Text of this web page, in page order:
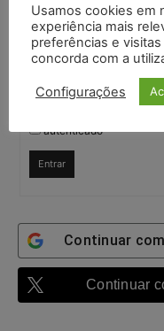
Senha:
autenticado
Entrar
Continuar com
Continuar
Usamos cookies em
experiência mais
preferências e visitas
concorda com a
Configurações